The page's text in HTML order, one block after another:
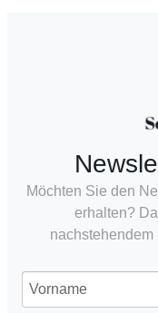
Möchten Sie den
erhalten?
nachstehendem